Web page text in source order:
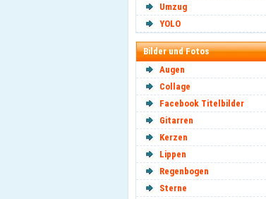
Umzug
YOLO
Bilder und Fotos
Augen
Collage
Facebook Titelbilder
Gitarren
Kerzen
Lippen
Regenbogen
Sterne